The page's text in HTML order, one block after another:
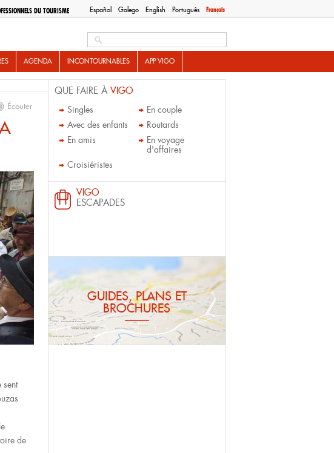
Español Galego English Português Français
DU TOURISME
AGENDA INCONTOURNABLES APP VIGO
Écouter
sent
de
QUE FAIRE À VIGO
Singles
En couple
Avec des enfants
Routards
En amis
En voyage
d'affaires
Croisiéristes
VIGO
ESCAPADES
GUIDES, PLANS ET
BROCHURES